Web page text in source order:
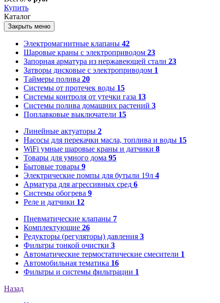
Купить
Каталог
Закрыть меню
Электромагнитные клапаны 42
Шаровые краны с электроприводом 23
Запорная арматура из нержавеющей стали 23
Затворы дисковые с электроприводом 1
Таймеры полива 20
Системы от протечек воды 15
Системы контроля от утечки газа 13
Системы полива домашних растений 3
Поплавковые выключатели 15
Линейные актуаторы 2
Насосы для перекачки масла, топлива и воды 15
WiFi умные шаровые краны и датчики 8
Товары для умного дома 95
Бытовые товары 9
Электрические помпы для бутыли 19л 4
Арматура для агрессивных сред 6
Системы обогрева 9
Реле и датчики 12
Пневматические клапаны 7
Комплектующие 26
Редукторы (регуляторы) давления 3
Фильтры тонкой очистки 3
Автоматические термостатические смесители 1
Автомобильная тематика 16
Фильтры и системы фильтрации 1
Назад